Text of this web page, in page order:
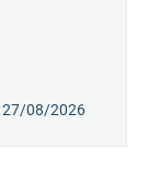
27/08/2026